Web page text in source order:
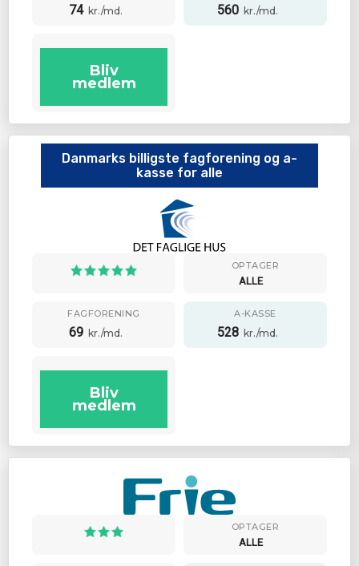
74 kr./md. 560 kr./md.
Bliv
medlem
Danmarks billigste fagforening og a-
kasse for alle
OPTAGER
ALLE
FAGFORENING
69 kr./md.
A-KASSE
528 kr./md.
Bliv
medlem
OPTAGER
ALLE